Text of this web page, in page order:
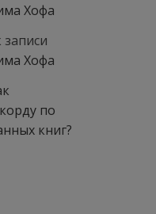
Хофа
записи
Хофа
по
книг?